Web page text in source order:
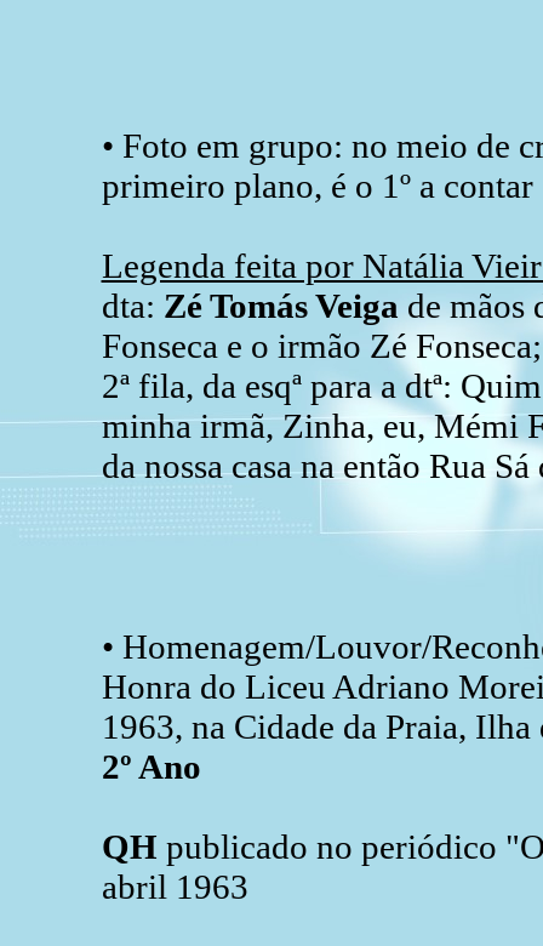
• Foto em grupo: no meio de
primeiro plano, é o 1º a contar
Legenda feita por Natália
dta: Zé Tomás Veiga de mãos
Fonseca e o irmão Zé
2ª fila, da esqª para a dtª:
minha irmã, Zinha, eu, Mémi
da nossa casa na então Rua
• Homenagem/Louvor/
Honra do Liceu Adriano
1963, na Cidade da Praia,
2º Ano
QH publicado no periódico
abril 1963